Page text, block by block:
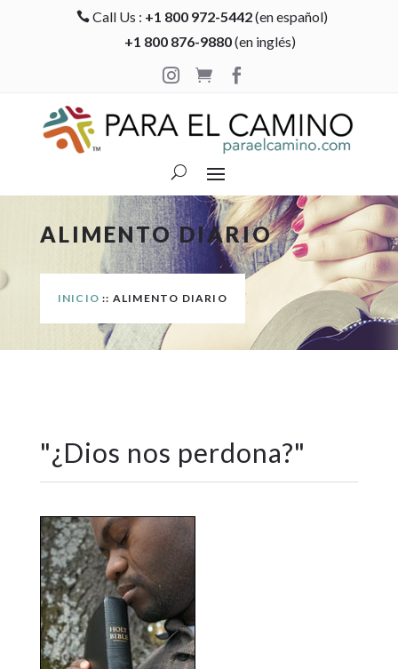
 Call Us : +1 800 972-5442(en español)
+1 800 876-9880(en inglés)

 
ALIMENTO DIARIO
INICIO :: ALIMENTO DIARIO
"¿Dios nos perdona?"